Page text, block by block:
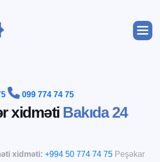
 099 774 74 75
rxidməti Bakıda 24
xidməti: +994 50 774 74 75 Peşəkar